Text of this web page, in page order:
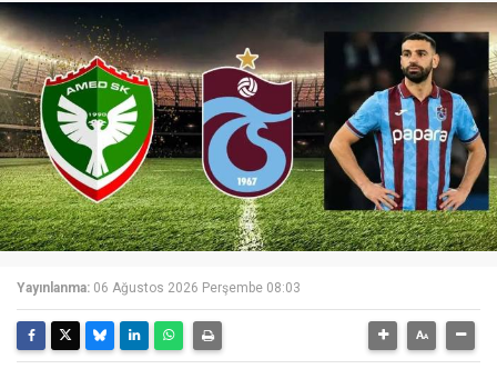
Yayınlanma: 06 Ağustos 2026 Perşembe 08:03